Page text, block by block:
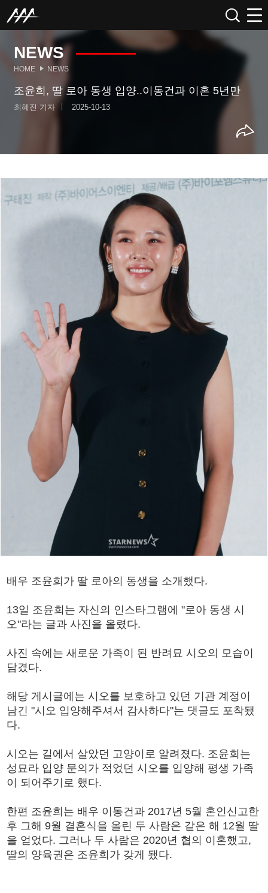
NEWS
HOME NEWS
조윤희, 딸 로아 동생 입양..이동건과 이혼 5년만
최혜진 기자 2025-10-13
배우 조윤희가 딸 로아의 동생을 소개했다.
13일 조윤희는 자신의 인스타그램에 "로아 동생 시
오"라는 글과 사진을 올렸다.
사진 속에는 새로운 가족이 된 반려묘 시오의 모습이
담겼다.
해당 게시글에는 시오를 보호하고 있던 기관 계정이
남긴 "시오 입양해주셔서 감사하다"는 댓글도 포착됐
다.
시오는 길에서 살았던 고양이로 알려졌다. 조윤희는
성묘라 입양 문의가 적었던 시오를 입양해 평생 가족
이 되어주기로 했다.
한편 조윤희는 배우 이동건과 2017년 5월 혼인신고한
후 그해 9월 결혼식을 올린 두 사람은 같은 해 12월 딸
을 얻었다. 그러나 두 사람은 2020년 협의 이혼했고,
딸의 양육권은 조윤희가 갖게 됐다.